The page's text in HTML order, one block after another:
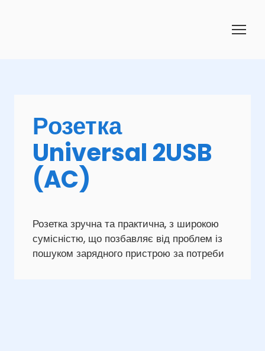
Розетка
Universal 2USB
(AC)
Розетка зручна та практична, з широкою
сумісністю, що позбавляє від проблем із
пошуком зарядного пристрою за потреби